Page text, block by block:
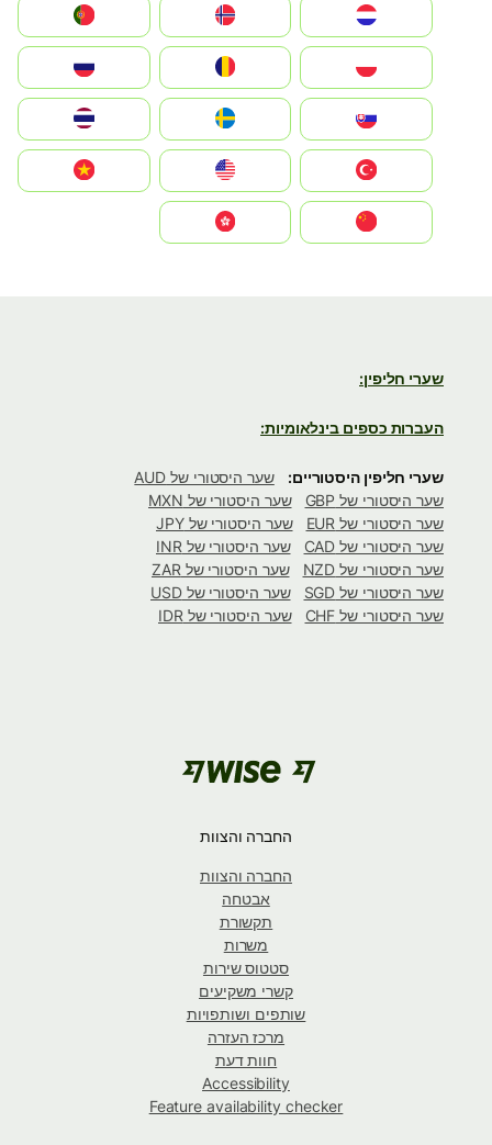
Nederland
Portugal
România
Slovensko
United States
Vietnam
שערי חליפין:
העברות כספים בינלאומיות:
שערי חליפין היסטוריים:
שער היסטורי של AUD
שער היסטורי של GBP
שער היסטורי של MXN
שער היסטורי של EUR
שער היסטורי של JPY
שער היסטורי של CAD
שער היסטורי של INR
שער היסטורי של NZD
שער היסטורי של ZAR
שער היסטורי של SGD
שער היסטורי של USD
שער היסטורי של CHF
שער היסטורי של IDR
החברה והצוות
החברה והצוות
אבטחה
תקשורת
משרות
סטטוס שירות
קשרי משקיעים
שותפים ושותפויות
מרכז העזרה
חוות דעת
Accessibility
Feature availability checker